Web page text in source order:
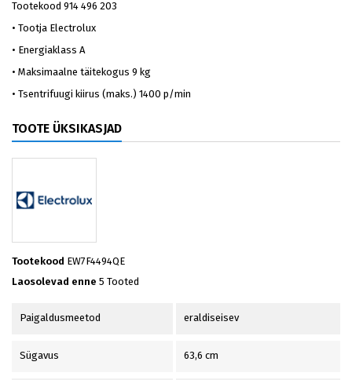
Tootekood 914 496 203
• Tootja Electrolux
• Energiaklass A
• Maksimaalne täitekogus 9 kg
• Tsentrifuugi kiirus (maks.) 1400 p/min
TOOTE ÜKSIKASJAD
Tootekood EW7F4494QE
Laosolevad enne 5 Tooted
Paigaldusmeetod eraldiseisev
Sügavus 63,6 cm